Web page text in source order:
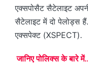
एक्सपोसैट सैटेलाइट अपनी
सैटेलाइट में दो पेलोड्स
एक्सपेक्ट (XSPECT).
जानिए पोलिक्स के बारे